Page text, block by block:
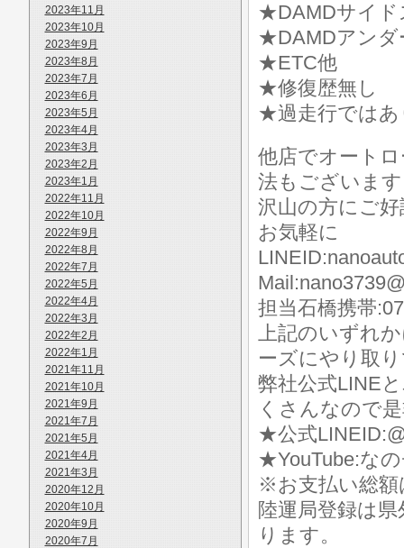
2023年11月
2023年10月
2023年9月
2023年8月
2023年7月
2023年6月
2023年5月
2023年4月
2023年3月
2023年2月
2023年1月
2022年11月
2022年10月
2022年9月
2022年8月
2022年7月
2022年5月
2022年4月
2022年3月
2022年2月
2022年1月
2021年11月
2021年10月
2021年9月
2021年7月
2021年5月
2021年4月
2021年3月
2020年12月
2020年10月
2020年9月
2020年7月
★DAMDサイド
★DAMDアンダ
★ETC他
★修復歴無し
★過走行ではあ
他店でオート
法もございま
沢山の方にご
お気軽に
担当石橋携帯
上記のいずれ
ーズにやり取
弊社公式LINE
くさんなので
★公式
★YouTube:な
※お支払い総額
陸運局登録は
ります。